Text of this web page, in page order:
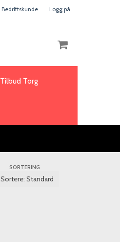
Bedriftskunde Logg på
Tilbud Torg
SORTERING